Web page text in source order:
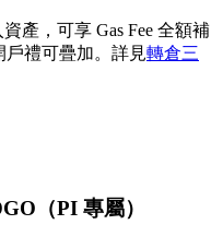
產，可享 Gas Fee 全額補
戶禮可疊加。詳見轉倉三
（PI 專屬）